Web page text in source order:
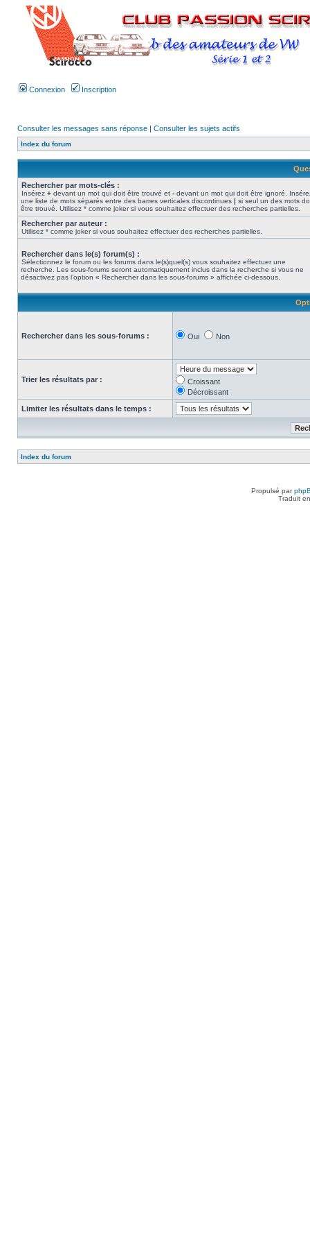
Connexion Inscription
Consulter les messages sans réponse | Consulter les sujets actifs
Index du forum
Rechercher par mots-clés :
Insérez + devant un mot qui doit être trouvé et - devant un mot qui doit être ignoré.
une liste de mots séparés entre des barres verticales discontinues | si seul un des mots
être trouvé. Utilisez * comme joker si vous souhaitez effectuer des recherches partielles.
Rechercher par auteur :
Utilisez * comme joker si vous souhaitez effectuer des recherches partielles.
Rechercher dans le(s) forum(s) :
Sélectionnez le forum ou les forums dans le(s)quel(s) vous souhaitez effectuer une
recherche. Les sous-forums seront automatiquement inclus dans la recherche si vous ne
désactivez pas l’option « Rechercher dans les sous-forums » affichée ci-dessous.
Rechercher dans les sous-forums : Oui Non
Trier les résultats par :
Croissant
Décroissant
Limiter les résultats dans le temps :
Index du forum
Propulsé par
Traduit